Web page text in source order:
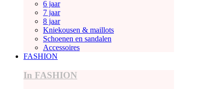
6 jaar
7 jaar
8 jaar
Kniekousen & maillots
Schoenen en sandalen
Accessoires
FASHION
In FASHION